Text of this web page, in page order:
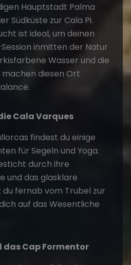
Hauptstadt Palma
Südküste zur Cala Pi.
ist ideal, um deinen
inmitten der Natur
Wasser und die
diesen Ort
Cala Varques
findest du einige
für Segeln und Yoga.
durch ihre
und das glasklare
du fernab vom Trubel zur
auf das Wesentliche
das Cap Formentor